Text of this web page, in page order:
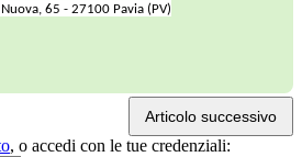
Nuova, 65 - 27100 Pavia (PV)
Articolo successivo
, o accedi con le tue credenziali: